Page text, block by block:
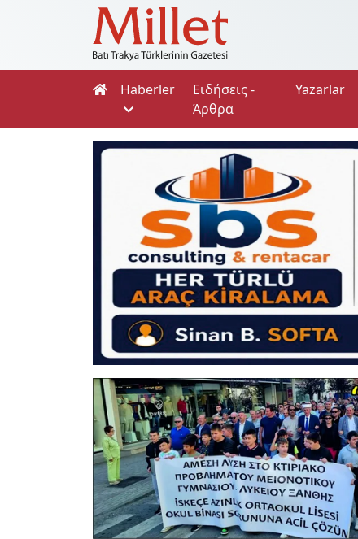
Haberler
Ειδήσεις -
Άρθρα
Yazarlar